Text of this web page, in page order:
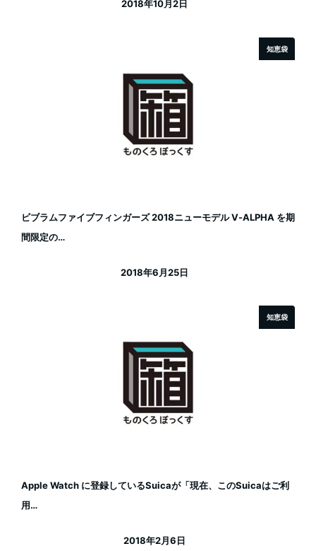
2018年10月2日
知恵袋
ビブラムファイブフィンガーズ 2018ニューモデル V-ALPHA を期
間限定の…
投稿日
2018年6月25日
知恵袋
Apple Watch に登録しているSuicaが「現在、このSuicaはご利
用…
2018年2月6日